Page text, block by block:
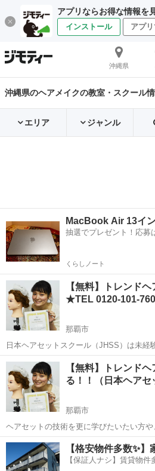
アプリならお得な情報を
インストール アプリ
沖縄県
沖縄県のヘアメイクの教室・スクール
エリア ジャンル
MacBook Air 13イ
抽選でプレゼント！応募
くらしノート
【無料】トレンド
★TEL 0120-101-
那覇市
日本ヘアセットスクール（JHSS）は未経
アセットの専門知識・技術を指導してい
までコースを幅広くご用意しております
スを受講することができますよ♪ ...
沖縄 那覇市 ヘアメイク
【無料】トレンド
る！！（日本ヘア
那覇市
ヘアセットの技術を更に学びたいたい方
から学びたい方へ当スクールで学べる技
す！ トレンドのヘアスタイルを実際にセ
˘*).｡.:*♡ 現役スタイリストで...
沖縄 那覇市 ヘアメイク
【格安物件多数✨
【保証人ナシ】賃貸物件